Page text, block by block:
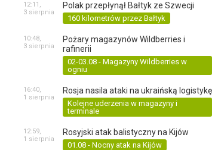
Polak przepłynął Bałtyk ze Szwecji
160 kilometrów przez Bałtyk
12:11,
3 sierpnia
Pożary magazynów Wildberries i
rafinerii
02-03.08 - Magazyny Wildberries w
ogniu
10:48,
3 sierpnia
Rosja nasila ataki na ukraińską logistykę
Kolejne uderzenia w magazyny i
terminale
16:40,
1 sierpnia
Rosyjski atak balistyczny na Kijów
01.08 - Nocny atak na Kijów
12:59,
1 sierpnia